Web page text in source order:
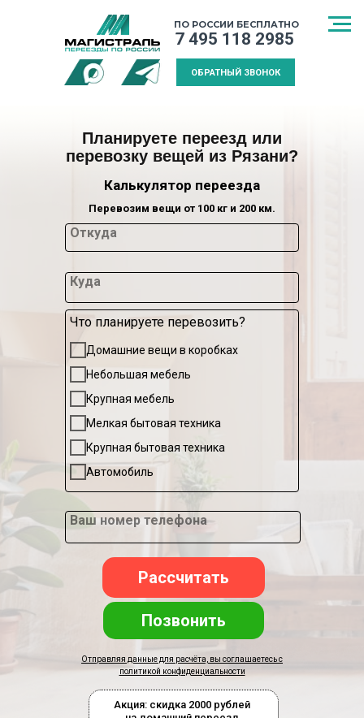
ТРАНСПОРТИРОВКИ
ПЕРЕЕЗД
ПО РОССИИ БЕСПЛАТНО
7 495 118 2985
ОБРАТНЫЙ ЗВОНОК
Планируете переезд или
перевозку вещей из Рязани?
Калькулятор переезда
Откуда
Куда
Что планируете перевозить?
Домашние вещи в коробках
Небольшая мебель
Крупная мебель
Мелкая бытовая техника
Крупная бытовая техника
Автомобиль
Ваш номер телефона
Рассчитать
Отправляя данные для расчёта, вы соглашаетесь с
политикой конфиденциальности
Акция: скидка 2000 рублей
Позвонить
Перевозим вещи от 100 кг и 200 км.